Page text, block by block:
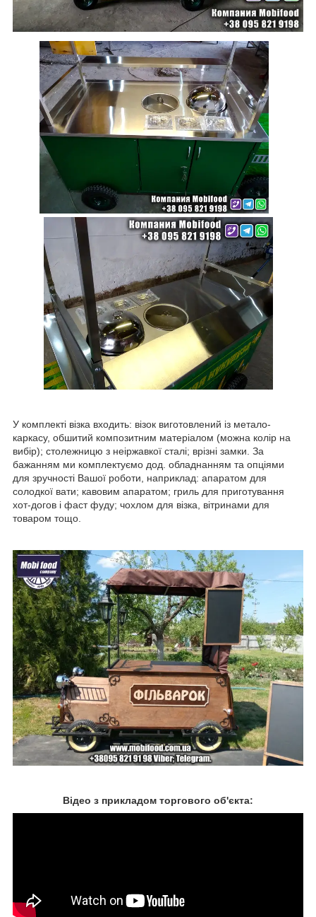
У комплекті візка входить: візок виготовлений із метало-
каркасу, обшитий композитним матеріалом (можна колір на
вибір); столежницю з неіржавкої сталі; врізні замки. За
бажанням ми комплектуємо дод. обладнанням та опціями
для зручності Вашої роботи, наприклад: апаратом для
солодкої вати; кавовим апаратом; гриль для приготування
хот-догов і фаст фуду; чохлом для візка, вітринами для
товаром тощо.
Відео з прикладом торгового об'єкта: